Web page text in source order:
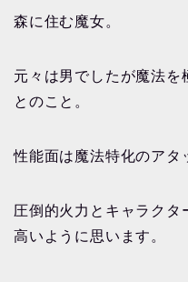
森に住む魔女。
元々は男でしたが魔法を
とのこと。
性能面は魔法特化のアタ
圧倒的火力とキャラクタ
高いように思います。